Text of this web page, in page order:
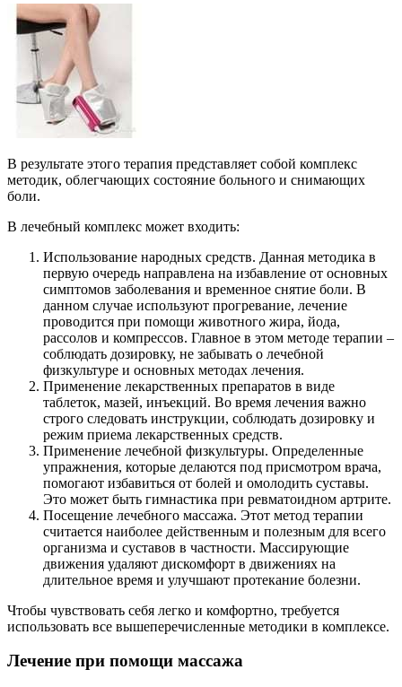
В результате этого терапия представляет собой комплекс
методик, облегчающих состояние больного и снимающих
боли.
В лечебный комплекс может входить:
Использование народных средств. Данная методика в
первую очередь направлена на избавление от основных
симптомов заболевания и временное снятие боли. В
данном случае используют прогревание, лечение
проводится при помощи животного жира, йода,
рассолов и компрессов. Главное в этом методе терапии –
соблюдать дозировку, не забывать о лечебной
физкультуре и основных методах лечения.
Применение лекарственных препаратов в виде
таблеток, мазей, инъекций. Во время лечения важно
строго следовать инструкции, соблюдать дозировку и
режим приема лекарственных средств.
Применение лечебной физкультуры. Определенные
упражнения, которые делаются под присмотром врача,
помогают избавиться от болей и омолодить суставы.
Это может быть гимнастика при ревматоидном артрите.
Посещение лечебного массажа. Этот метод терапии
считается наиболее действенным и полезным для всего
организма и суставов в частности. Массирующие
движения удаляют дискомфорт в движениях на
длительное время и улучшают протекание болезни.
Чтобы чувствовать себя легко и комфортно, требуется
использовать все вышеперечисленные методики в комплексе.
Лечение при помощи массажа